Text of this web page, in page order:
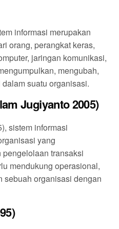
informasi merupakan
orang, perangkat keras,
jaringan komunikasi,
mengubah,
suatu organisasi.
Jugiyanto 2005)
sistem informasi
yang
transaksi
mendukung operasional,
sebuah organisasi dengan